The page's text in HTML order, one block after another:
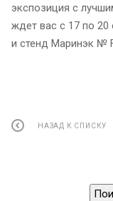
экспозиция с
ждет вас с 17 по 20
и стенд Маринэк №
НАЗАД К СПИСКУ